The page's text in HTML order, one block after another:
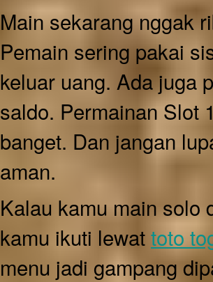
Main sekarang nggak
Pemain sering pakai
keluar uang. Ada juga
saldo. Permainan Slot
banget. Dan jangan
aman.
Kalau kamu main solo
kamu ikuti lewattoto
menu jadi gampang